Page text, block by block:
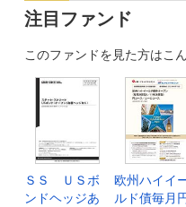
注目ファンド
このファンドを見た方はこ
ＳＳ ＵＳボ
ンドヘッジあ
欧州ハイイ
ルド債毎月